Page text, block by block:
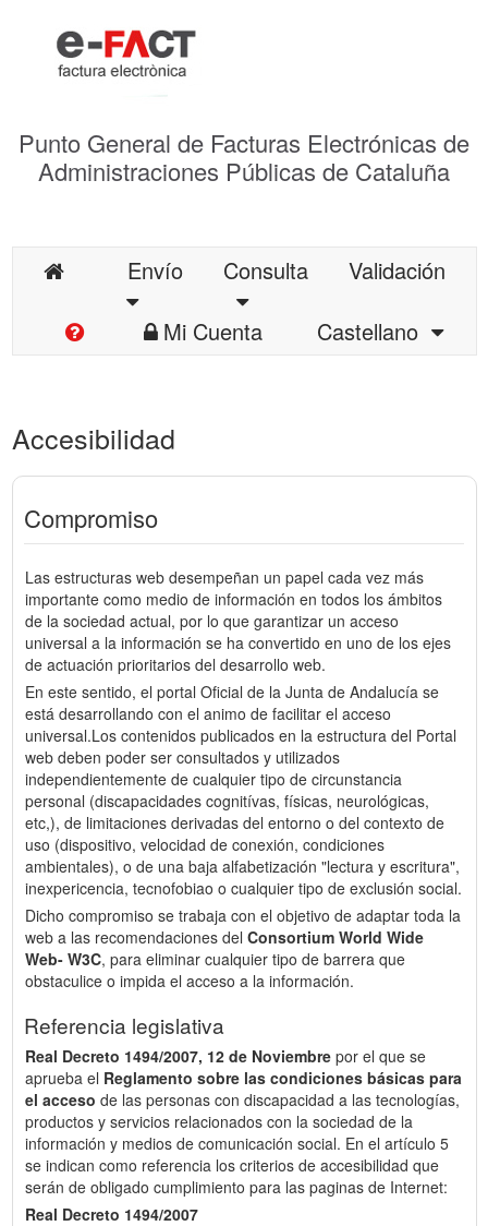
Punto General de Facturas Electrónicas de
Administraciones Públicas de Cataluña
Envío Consulta
Validación
Mi Cuenta
Castellano
Accesibilidad
Compromiso
Las estructuras web desempeñan un papel cada vez más
importante como medio de información en todos los ámbitos
de la sociedad actual, por lo que garantizar un acceso
universal a la información se ha convertido en uno de los ejes
de actuación prioritarios del desarrollo web.
En este sentido, el portal Oficial de la Junta de Andalucía se
está desarrollando con el animo de facilitar el acceso
universal.Los contenidos publicados en la estructura del Portal
web deben poder ser consultados y utilizados
independientemente de cualquier tipo de circunstancia
personal (discapacidades cognitívas, físicas, neurológicas,
etc,), de limitaciones derivadas del entorno o del contexto de
uso (dispositivo, velocidad de conexión, condiciones
ambientales), o de una baja alfabetización "lectura y escritura",
inexpericencia, tecnofobiao o cualquier tipo de exclusión social.
Dicho compromiso se trabaja con el objetivo de adaptar toda la
web a las recomendaciones del Consortium World Wide
Web- W3C, para eliminar cualquier tipo de barrera que
obstaculice o impida el acceso a la información.
Referencia legislativa
Real Decreto 1494/2007, 12 de Noviembre por el que se
aprueba el Reglamento sobre las condiciones básicas para
el acceso de las personas con discapacidad a las tecnologías,
productos y servicios relacionados con la sociedad de la
información y medios de comunicación social. En el artículo 5
se indican como referencia los criterios de accesibilidad que
serán de obligado cumplimiento para las paginas de Internet:
Real Decreto 1494/2007